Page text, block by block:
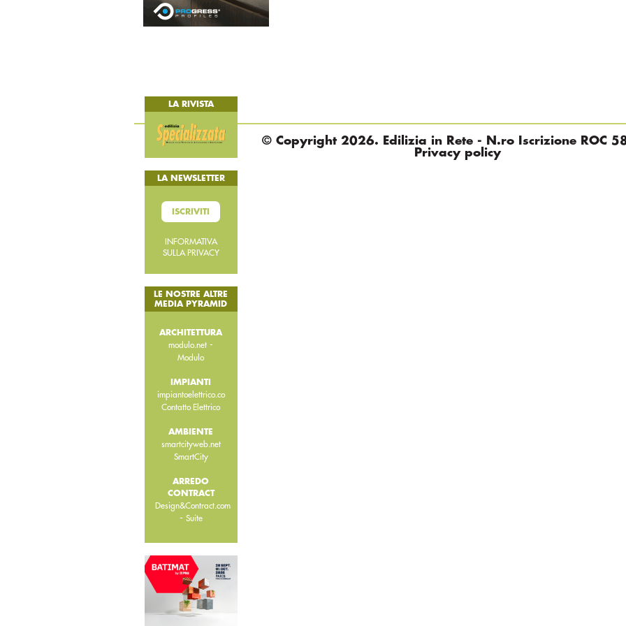
LA RIVISTA
LA NEWSLETTER
ISCRIVITI
INFORMATIVA
SULLA PRIVACY
LE NOSTRE ALTRE
MEDIA PYRAMID
ARCHITETTURA
modulo.net -
Modulo
IMPIANTI
impiantoelettrico.co
Contatto Elettrico
AMBIENTE
smartcityweb.net
SmartCity
ARREDO
CONTRACT
Design&Contract.com
- Suite
© Copyright 2026. Edilizia in Rete - N.ro Iscrizione ROC
Privacy policy